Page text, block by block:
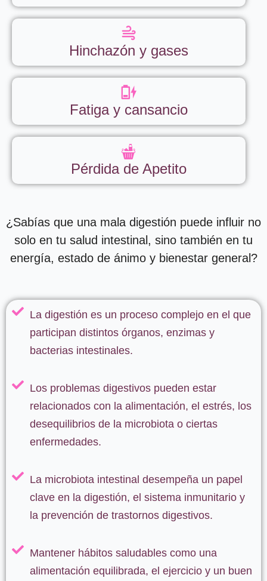
Hinchazón y gases
Fatiga y cansancio
Pérdida de Apetito
¿Sabías que una mala digestión puede influir no
solo en tu salud intestinal, sino también en tu
energía, estado de ánimo y bienestar general?
La digestión es un proceso complejo en el que
participan distintos órganos, enzimas y
bacterias intestinales.
Los problemas digestivos pueden estar
relacionados con la alimentación, el estrés, los
desequilibrios de la microbiota o ciertas
enfermedades.
La microbiota intestinal desempeña un papel
clave en la digestión, el sistema inmunitario y
la prevención de trastornos digestivos.
Mantener hábitos saludables como una
alimentación equilibrada, el ejercicio y un buen